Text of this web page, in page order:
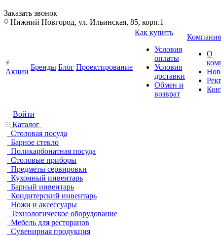
Заказать звонок
Нижний Новгород, ул. Ильинская, 85, корп.1
Акции
Бренды Блог Проектирование
Как купить
Условия
оплаты
Условия
доставки
Обмен и
возврат
Компания
О
Войти
Каталог
Столовая посуда
Барное стекло
Поликарбонатная посуда
Столовые приборы
Предметы сервировки
Кухонный инвентарь
Барный инвентарь
Кондитерский инвентарь
Ножи и аксессуары
Технологическое оборудование
Мебель для ресторанов
Сувенирная продукция